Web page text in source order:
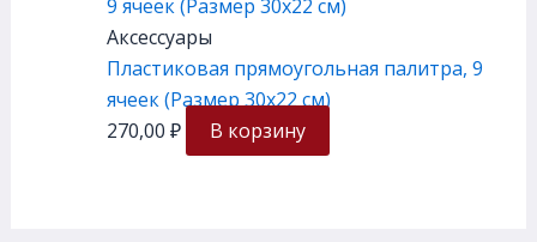
Аксессуары
Пластиковая прямоугольная палитра, 9
ячеек (Размер 30х22 см)
270,00 ₽ В корзину